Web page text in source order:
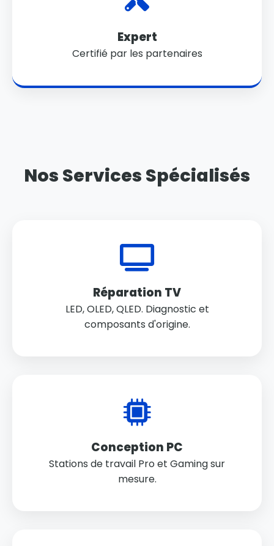
Expert
Certifié par les partenaires
Nos Services Spécialisés
Réparation TV
LED, OLED, QLED. Diagnostic et
composants d'origine.
Conception PC
Stations de travail Pro et Gaming sur
mesure.